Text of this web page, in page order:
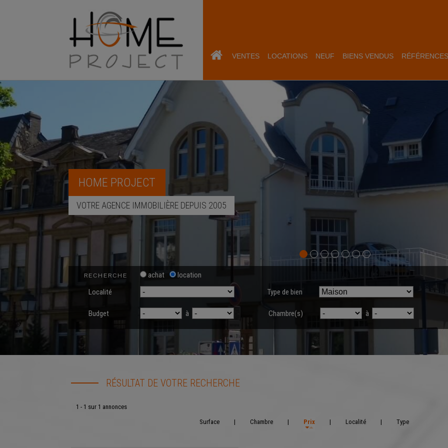
VENTES LOCATIONS NEUF BIENS VENDUS RÉFÉRENCES
HOME PROJECT
VOTRE AGENCE IMMOBILIÈRE DEPUIS 2005
RECHERCHE achat
location
Localité
Type de bien
Budget à Chambre(s) à
RÉSULTAT DE VOTRE RECHERCHE
1 - 1 sur 1 annonces
Surface
| Chambre | Prix | Localité | Type